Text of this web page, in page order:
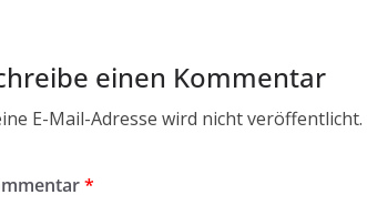
einen Kommentar
E-Mail-Adresse wird nicht veröffentlicht.
*